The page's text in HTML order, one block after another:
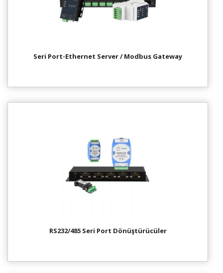
Seri Port-Ethernet Server / Modbus Gateway
RS232/485 Seri Port Dönüştürücüler